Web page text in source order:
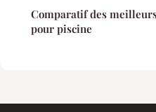
Comparatif des
pour piscine